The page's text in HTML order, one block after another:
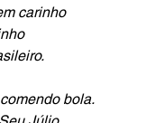
carinho
bola.